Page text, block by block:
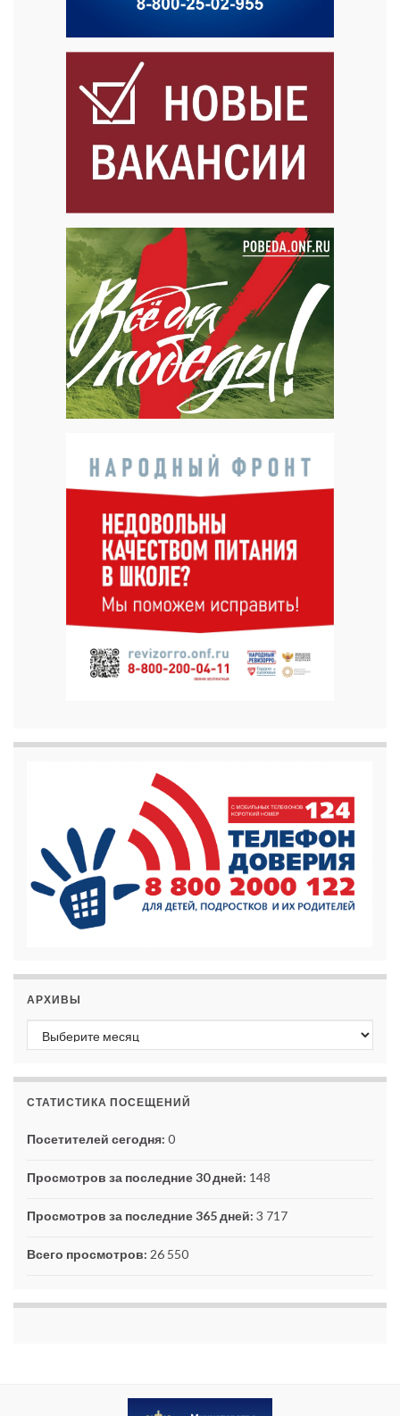
АРХИВЫ
Архивы
СТАТИСТИКА ПОСЕЩЕНИЙ
Посетителей сегодня: 0
Просмотров за последние 30 дней: 148
Просмотров за последние 365 дней: 3 717
Всего просмотров: 26 550